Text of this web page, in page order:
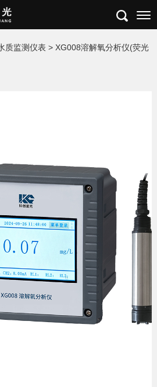
质监测仪表 > XG008溶解氧分析仪(荧光